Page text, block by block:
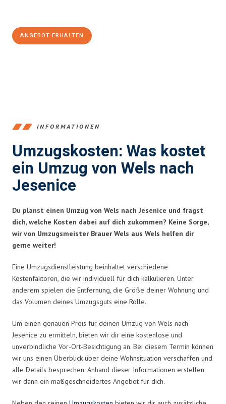
ANGEBOT ERHALTEN
INFORMATIONEN
Umzugskosten: Was kostet
ein Umzug von Wels nach
Jesenice
Du planst einen Umzug von Wels nach Jesenice und fragst
dich, welche Kosten dabei auf dich zukommen? Keine Sorge,
wir von Umzugsmeister Brauer Wels aus Wels helfen dir
gerne weiter!
Eine Umzugsdienstleistung beinhaltet verschiedene
Kostenfaktoren, die wir individuell für dich kalkulieren. Unter
anderem spielen die Entfernung, die Größe deiner Wohnung und
das Volumen deines Umzugsguts eine Rolle.
Um einen genauen Preis für deinen Umzug von Wels nach
Jesenice zu ermitteln, bieten wir dir eine kostenlose und
unverbindliche Vor-Ort-Besichtigung an. Bei diesem Termin können
wir uns einen Überblick über deine Wohnsituation verschaffen und
alle Details besprechen. Anhand dieser Informationen erstellen
wir dann ein maßgeschneidertes Angebot für dich.